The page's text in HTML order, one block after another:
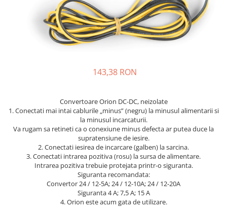
Invertoare Hibrid
PWM
Convertoare de tensiune
Sisteme de stocare energie
LiFePO4
Pachete complete stocare energie
Sisteme de Stocare Comerciale
Sisteme fotovoltaice complete
143,38 RON
Convertoare Orion DC-DC, neizolate
1. Conectati mai intai cablurile „minus” (negru) la minusul alimentarii si
la minusul incarcaturii.
Va rugam sa retineti ca o conexiune minus defecta ar putea duce la
supratensiune de iesire.
2. Conectati iesirea de incarcare (galben) la sarcina.
3. Conectati intrarea pozitiva (rosu) la sursa de alimentare.
Intrarea pozitiva trebuie protejata printr-o siguranta.
Siguranta recomandata:
Convertor 24 / 12-5A; 24 / 12-10A; 24 / 12-20A
Siguranta 4 A; 7,5 A; 15 A
4. Orion este acum gata de utilizare.